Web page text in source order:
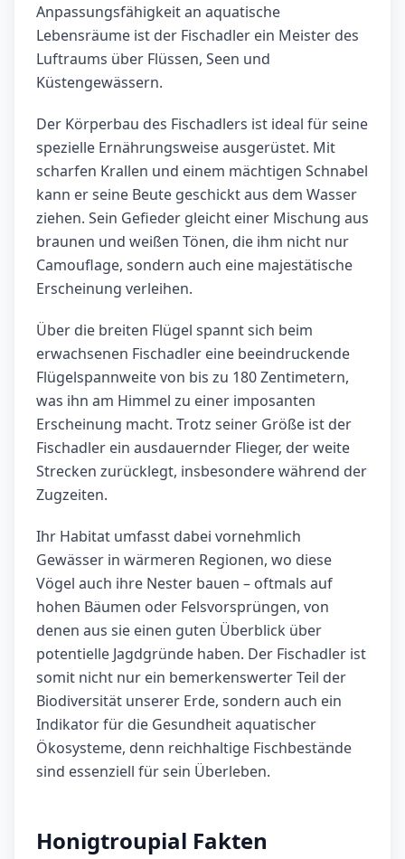
Anpassungsfähigkeit an aquatische
Lebensräume ist der Fischadler ein Meister des
Luftraums über Flüssen, Seen und
Küstengewässern.
Der Körperbau des Fischadlers ist ideal für seine
spezielle Ernährungsweise ausgerüstet. Mit
scharfen Krallen und einem mächtigen Schnabel
kann er seine Beute geschickt aus dem Wasser
ziehen. Sein Gefieder gleicht einer Mischung aus
braunen und weißen Tönen, die ihm nicht nur
Camouflage, sondern auch eine majestätische
Erscheinung verleihen.
Über die breiten Flügel spannt sich beim
erwachsenen Fischadler eine beeindruckende
Flügelspannweite von bis zu 180 Zentimetern,
was ihn am Himmel zu einer imposanten
Erscheinung macht. Trotz seiner Größe ist der
Fischadler ein ausdauernder Flieger, der weite
Strecken zurücklegt, insbesondere während der
Zugzeiten.
Ihr Habitat umfasst dabei vornehmlich
Gewässer in wärmeren Regionen, wo diese
Vögel auch ihre Nester bauen – oftmals auf
hohen Bäumen oder Felsvorsprüngen, von
denen aus sie einen guten Überblick über
potentielle Jagdgründe haben. Der Fischadler ist
somit nicht nur ein bemerkenswerter Teil der
Biodiversität unserer Erde, sondern auch ein
Indikator für die Gesundheit aquatischer
Ökosysteme, denn reichhaltige Fischbestände
sind essenziell für sein Überleben.
Honigtroupial Fakten